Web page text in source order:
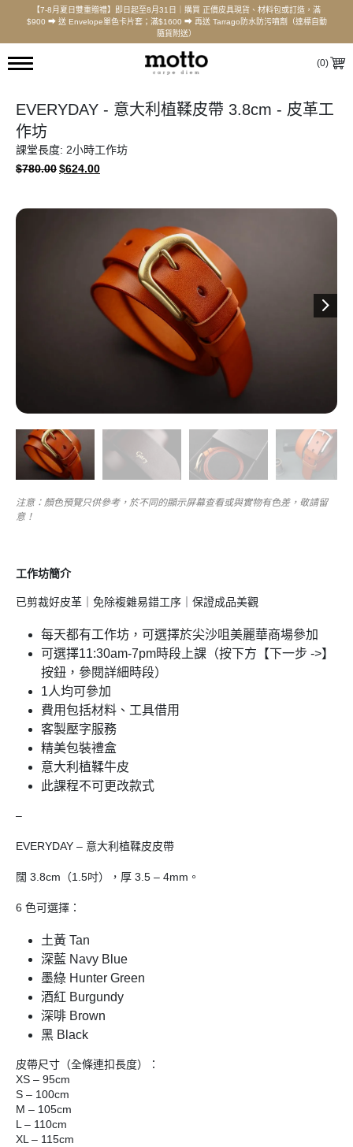
【7-8月夏日雙重贈禮】即日起至8月31日｜購買 正價皮具現貨、材料包或訂造，滿
$900 ⮕ 送 Envelope單色卡片套；滿$1600 ⮕ 再送 Tarrago防水防污噴劑（達標自動
隨貨附送）
(0)
EVERYDAY - 意大利植鞣皮帶 3.8cm - 皮革工
作坊
課堂長度: 2小時工作坊
$780.00ORIGINAL
$780.00.
$624.00CURRENT
$624.00.
注意：顏色預覽只供參考，於不同的顯示屏幕查看或與實物有色差，敬請留
意！
工作坊簡介
已剪裁好皮革｜免除複雜易錯工序｜保證成品美觀
每天都有工作坊，可選擇於尖沙咀美麗華商場參加
可選擇11:30am-7pm時段上課（按下方【下一步 ->】
按鈕，參閱詳細時段）
1人均可參加
費用包括材料、工具借用
客製壓字服務
精美包裝禮盒
意大利植鞣牛皮
此課程不可更改款式
–
EVERYDAY – 意大利植鞣皮皮帶
闊 3.8cm（1.5吋），厚 3.5 – 4mm。
6 色可選擇：
土黃 Tan
深藍 Navy Blue
墨綠 Hunter Green
酒紅 Burgundy
深啡 Brown
黑 Black
皮帶尺寸（全條連扣長度）：
XS – 95cm
S – 100cm
M – 105cm
L – 110cm
XL – 115cm